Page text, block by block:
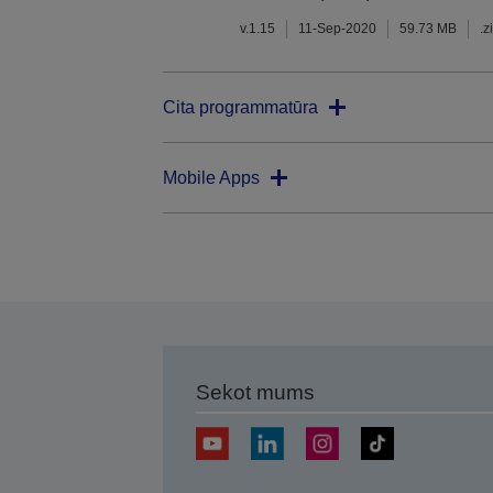
v.1.15 11-Sep-2020 59.73 MB
Cita programmatūra
Mobile Apps
Sekot mums